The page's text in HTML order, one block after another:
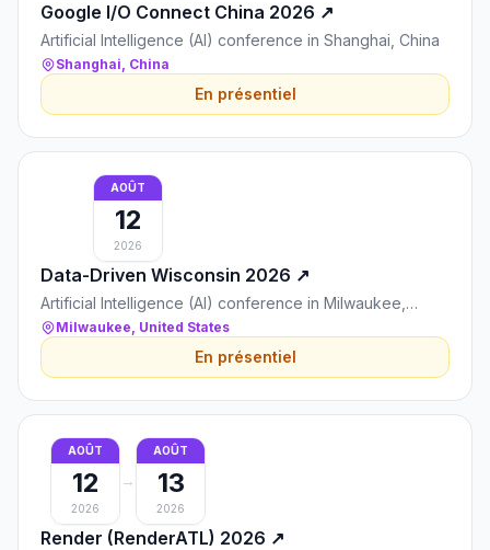
Google I/O Connec​t China 2026 ↗
Artificial Intelligence (AI) conference in Shanghai, China
Shanghai, China
En présentiel
AOÛT
12
2026
Data-Driven Wisconsin 2026 ↗
Artificial Intelligence (AI) conference in Milwaukee,
United States
Milwaukee, United States
En présentiel
AOÛT
12
2026
→
AOÛT
13
2026
Render (RenderATL) 2026 ↗